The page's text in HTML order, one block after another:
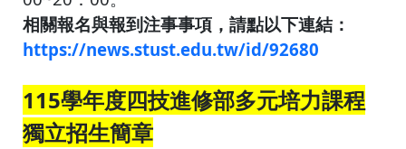
相關報名與報到注事事項，請點以下連結：
https://news.stust.edu.tw/id/92680
115學年度四技進修部多元培力課程
獨立招生簡章